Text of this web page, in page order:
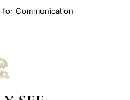
Communication